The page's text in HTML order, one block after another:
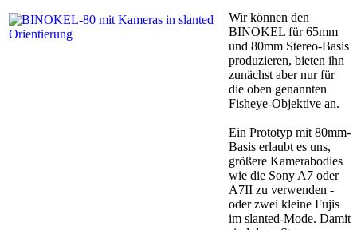
Wir können den
BINOKEL für 65mm
und 80mm Stereo-Basis
produzieren, bieten ihn
zunächst aber nur für
die oben genannten
Fisheye-Objektive an.
Ein Prototyp mit 80mm-
Basis erlaubt es uns,
größere Kamerabodies
wie die Sony A7 oder
A7II zu verwenden -
oder zwei kleine Fujis
im slanted-Mode. Damit